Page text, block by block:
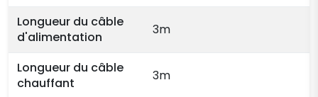
Longueur du câble
d'alimentation
3m
Longueur du câble
chauffant
3m